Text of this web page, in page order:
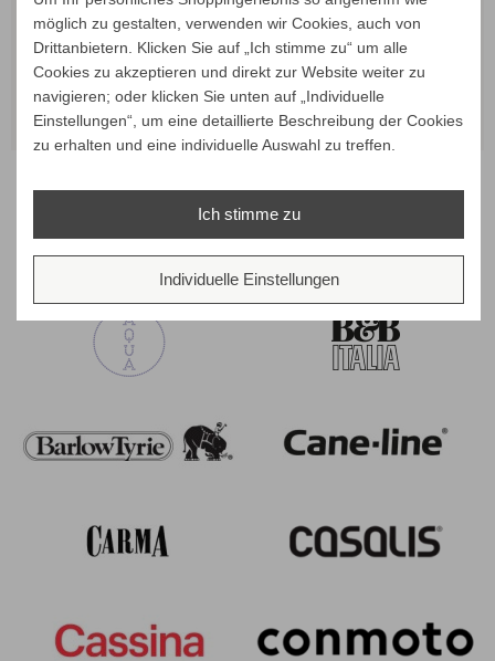
ALLE VARIANTEN ZEIGEN ALLE VARIANTEN ZEIGEN
Unsere Marken
möglich zu gestalten, verwenden wir Cookies, auch von
Drittanbietern. Klicken Sie auf „Ich stimme zu“ um alle
Cookies zu akzeptieren und direkt zur Website weiter zu
navigieren; oder klicken Sie unten auf „Individuelle
Einstellungen“, um eine detaillierte Beschreibung der Cookies
zu erhalten und eine individuelle Auswahl zu treffen.
Ich stimme zu
Individuelle Einstellungen